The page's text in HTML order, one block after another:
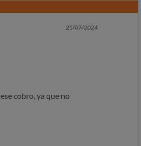
25/07/2024
cobro, ya que no